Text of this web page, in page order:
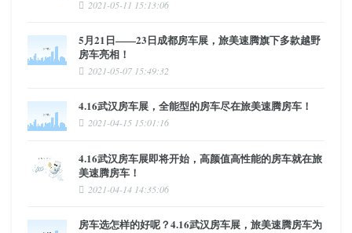
2021-05-11 15:13:06
5月21日——23日成都房车展，旅美速腾旗下多款越野
房车亮相！
2021-05-07 15:49:32
4.16武汉房车展，全能型的房车尽在旅美速腾房车！
2021-04-15 15:01:16
4.16武汉房车展即将开始，高颜值高性能的房车就在旅
美速腾房车！
2021-04-14 14:35:06
房车选怎样的好呢？4.16武汉房车展，旅美速腾房车为